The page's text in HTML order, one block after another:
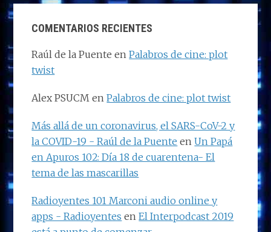
COMENTARIOS RECIENTES
Raúl de la Puente enPalabros de cine: plot
twist
Alex PSUCM enPalabros de cine: plot twist
Más allá de un coronavirus, el SARS-CoV-2 y
la COVID-19 - Raúl de la Puente enUn Papá
en Apuros 102: Día 18 de cuarentena- El
tema de las mascarillas
Radioyentes 101 Marconi audio online y
apps - Radioyentes enEl Interpodcast 2019